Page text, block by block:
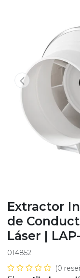
Extractor
de
Láser |
014852
(0